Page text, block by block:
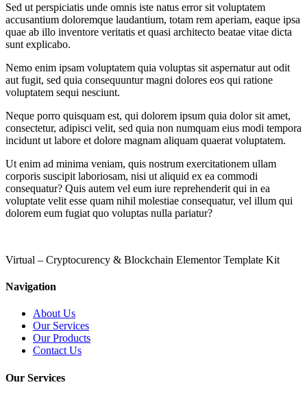
Sed ut perspiciatis unde omnis iste natus error sit voluptatem
accusantium doloremque laudantium, totam rem aperiam, eaque ipsa
quae ab illo inventore veritatis et quasi architecto beatae vitae dicta
sunt explicabo.
Nemo enim ipsam voluptatem quia voluptas sit aspernatur aut odit
aut fugit, sed quia consequuntur magni dolores eos qui ratione
voluptatem sequi nesciunt.
Neque porro quisquam est, qui dolorem ipsum quia dolor sit amet,
consectetur, adipisci velit, sed quia non numquam eius modi tempora
incidunt ut labore et dolore magnam aliquam quaerat voluptatem.
Ut enim ad minima veniam, quis nostrum exercitationem ullam
corporis suscipit laboriosam, nisi ut aliquid ex ea commodi
consequatur? Quis autem vel eum iure reprehenderit qui in ea
voluptate velit esse quam nihil molestiae consequatur, vel illum qui
dolorem eum fugiat quo voluptas nulla pariatur?
Virtual – Cryptocurency & Blockchain Elementor Template Kit
Navigation
About Us
Our Services
Our Products
Contact Us
Our Services